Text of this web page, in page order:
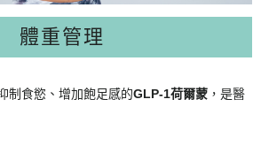
體重管理
制食慾、增加飽足感的GLP-1荷爾蒙 ，是醫